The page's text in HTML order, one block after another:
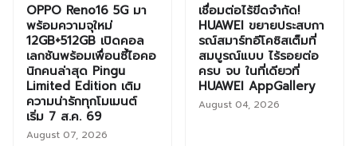
OPPO Reno16 5G มา
พร้อมความจุใหม่
12GB+512GB เปิดคอล
เลกชันพร้อมเพื่อนซี้ไอคอ
นิกคนล่าสุด Pingu
Limited Edition เติม
ความน่ารักทุกโมเมนต์
เริ่ม 7 ส.ค. 69
August 07, 2026
เชื่อมต่อไร้ขีดจำกัด!
HUAWEI ขยายประสบกา
รณ์สมาร์ทอีโคซิสเต็มที่
สมบูรณ์แบบ ไร้รอยต่อ
ครบ จบ ในที่เดียวที่
HUAWEI AppGallery
August 04, 2026